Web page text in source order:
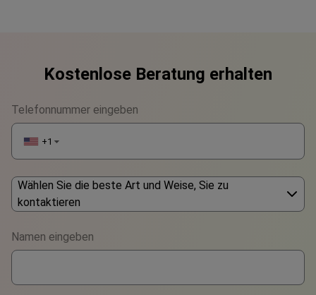
Kostenlose Beratung erhalten
Telefonnummer eingeben
+1 ▼
Wählen Sie die beste Art und Weise, Sie zu
kontaktieren
WhatsApp
Viber
Namen eingeben